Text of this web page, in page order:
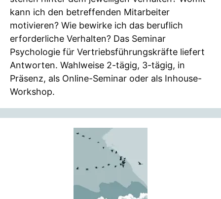
kann ich den betreffenden Mitarbeiter
motivieren? Wie bewirke ich das beruflich
erforderliche Verhalten? Das Seminar
Psychologie für Vertriebsführungskräfte liefert
Antworten. Wahlweise 2-tägig, 3-tägig, in
Präsenz, als Online-Seminar oder als Inhouse-
Workshop.